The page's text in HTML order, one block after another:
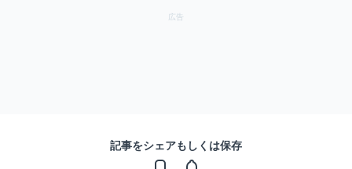
記事をシェアもしくは保存